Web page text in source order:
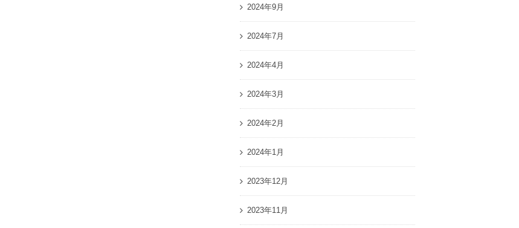
2024年9月
2024年7月
2024年4月
2024年3月
2024年2月
2024年1月
2023年12月
2023年11月